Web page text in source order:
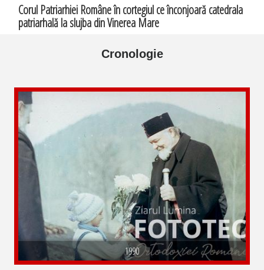
Corul Patriarhiei Române în cortegiul ce înconjoară catedrala
patriarhală la slujba din Vinerea Mare
Cronologie
1990